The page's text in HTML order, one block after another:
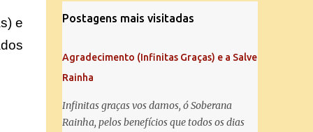
e
Postagens mais visitadas
Agradecimento (Infinitas Graças) e a Salve
Rainha
Infinitas graças vos damos, ó Soberana
Rainha, pelos benefícios que todos os dias